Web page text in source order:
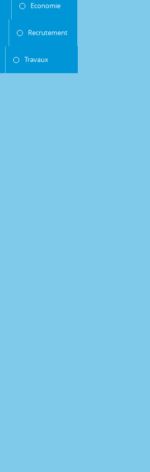
Economie
Recrutement
Travaux